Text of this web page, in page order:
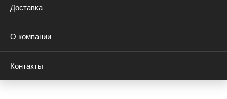
Доставка
О компании
Контакты